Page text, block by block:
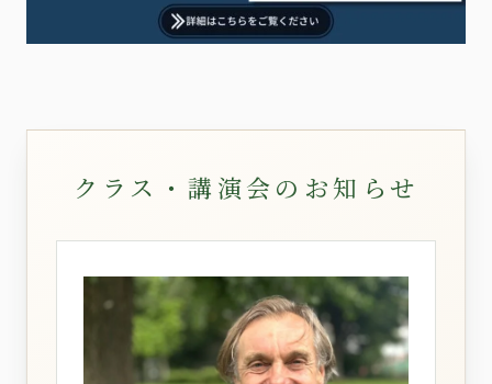
クラス・講演会のお知らせ